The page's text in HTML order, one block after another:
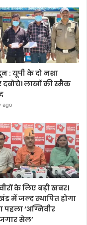
: यूपी के दो नशा
लाखों की स्मैक
ago
के लिए बड़ी खबर।
में जल्द स्थापित होगा
पहला ‘अग्निवीर
सेल’